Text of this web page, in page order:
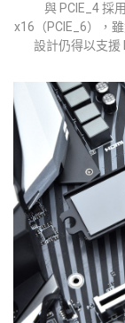
與 PCIE_4 採
x16（PCIE_6），
設計仍得以支援